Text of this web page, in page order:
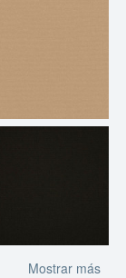
Mostrar más